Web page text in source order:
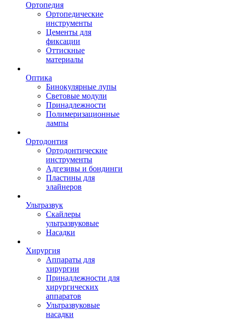
Ортопедия
Ортопедические
инструменты
Цементы для
фиксации
Оттискные
материалы
Оптика
Бинокулярные лупы
Световые модули
Принадлежности
Полимеризационные
лампы
Ортодонтия
Ортодонтические
инструменты
Адгезивы и бондинги
Пластины для
элайнеров
Ультразвук
Скайлеры
ультразвуковые
Насадки
Хирургия
Аппараты для
хирургии
Принадлежности для
хирургических
аппаратов
Ультразвуковые
насадки